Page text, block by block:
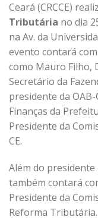
Ceará (CRCCE)
Tributária no dia
na Av. da
evento contará
como Mauro Filho,
Secretário da
presidente da
Finanças da
Presidente da
CE.
Além do presidente
também contará
Presidente da
Reforma